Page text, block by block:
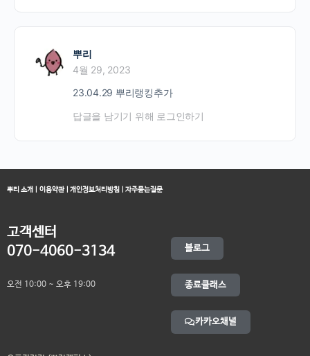
뿌리
4월 29, 2023
23.04.29 뿌리랭킹추가
답글을 남기기 위해 로그인하기
뿌리 소개 이용약관 개인정보처리방침 자주묻는질문
고객센터
070-4060-3134
오전 10:00 ~ 오후 19:00
블로그
종료클래스
카카오채널